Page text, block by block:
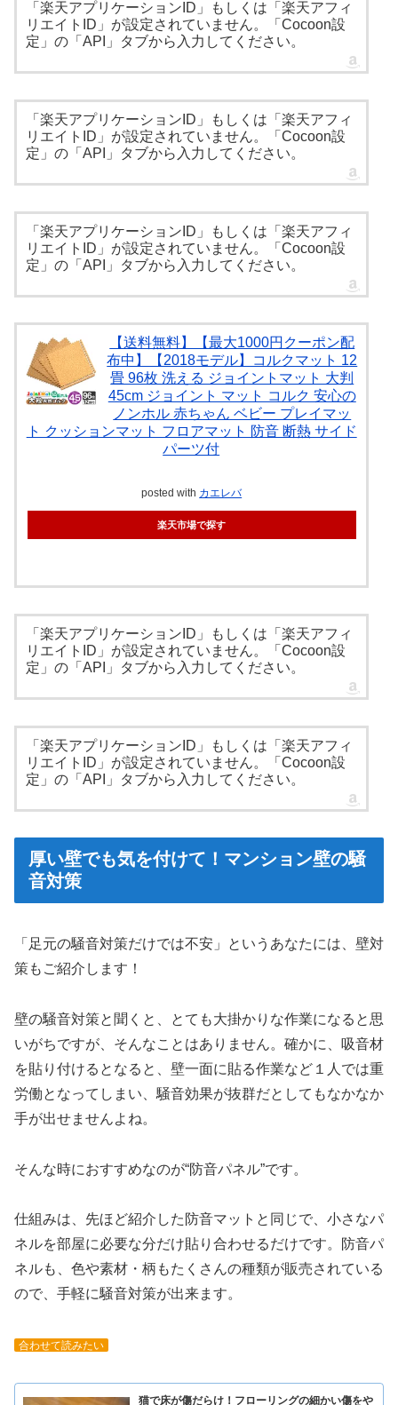
「楽天アプリケーションID」もしくは「楽天アフィ
リエイトID」が設定されていません。「Cocoon設
定」の「API」タブから入力してください。
「楽天アプリケーションID」もしくは「楽天アフィ
リエイトID」が設定されていません。「Cocoon設
定」の「API」タブから入力してください。
「楽天アプリケーションID」もしくは「楽天アフィ
リエイトID」が設定されていません。「Cocoon設
定」の「API」タブから入力してください。
【送料無料】【最大1000円クーポン配
布中】【2018モデル】コルクマット 12
畳 96枚 洗える ジョイントマット 大判
45cm ジョイント マット コルク 安心の
ノンホル 赤ちゃん ベビー プレイマッ
ト クッションマット フロアマット 防音 断熱 サイド
パーツ付
posted with カエレバ
楽天市場で探す
「楽天アプリケーションID」もしくは「楽天アフィ
リエイトID」が設定されていません。「Cocoon設
定」の「API」タブから入力してください。
「楽天アプリケーションID」もしくは「楽天アフィ
リエイトID」が設定されていません。「Cocoon設
定」の「API」タブから入力してください。
厚い壁でも気を付けて！マンション壁の騒
音対策
「足元の騒音対策だけでは不安」というあなたには、壁対
策もご紹介します！
壁の騒音対策と聞くと、とても大掛かりな作業になると思
いがちですが、そんなことはありません。確かに、吸音材
を貼り付けるとなると、壁一面に貼る作業など１人では重
労働となってしまい、騒音効果が抜群だとしてもなかなか
手が出せませんよね。
そんな時におすすめなのが“防音パネル”です。
仕組みは、先ほど紹介した防音マットと同じで、小さなパ
ネルを部屋に必要な分だけ貼り合わせるだけです。防音パ
ネルも、色や素材・柄もたくさんの種類が販売されている
ので、手軽に騒音対策が出来ます。
合わせて読みたい
猫で床が傷だらけ！フローリングの細かい傷をや